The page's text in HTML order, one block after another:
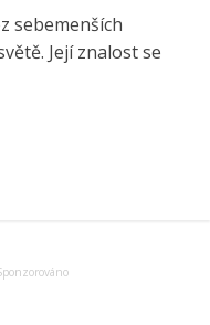
sebemenších
Její znalost se